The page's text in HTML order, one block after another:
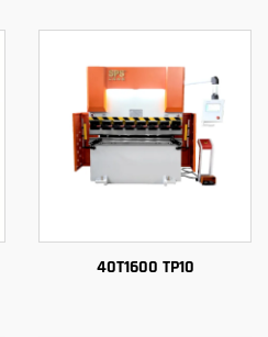
40T1600 TP10